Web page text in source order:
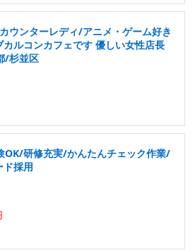
ウンターレディ/アニメ・ゲーム好き
ルコンカフェです 優しい女性店長
/杉並区
OK/研修充実/かんたんチェック作業/
採用